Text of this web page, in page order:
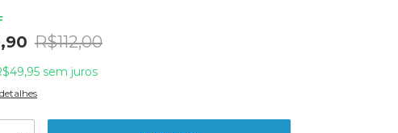
R$112,00
sem juros